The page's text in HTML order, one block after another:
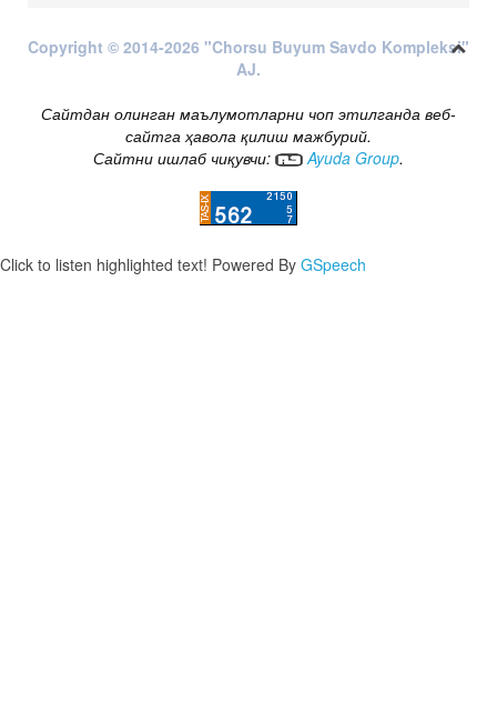
Copyright © 2014-2026 "Chorsu Buyum Savdo Kompleksi"
AJ.
Сайтдан олинган маълумотларни чоп этилганда веб-
сайтга ҳавола қилиш мажбурий.
Сайтни ишлаб чиқувчи:
Ayuda Group.
Click to listen highlighted text! Powered By GSpeech